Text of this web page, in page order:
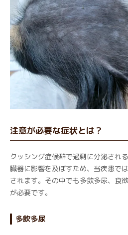
注意が必要な症状とは？
クッシング症候群で過剰に分泌され
臓器に影響を及ぼすため、当疾患で
されます。その中でも多飲多尿、食
が必要です。
多飲多尿